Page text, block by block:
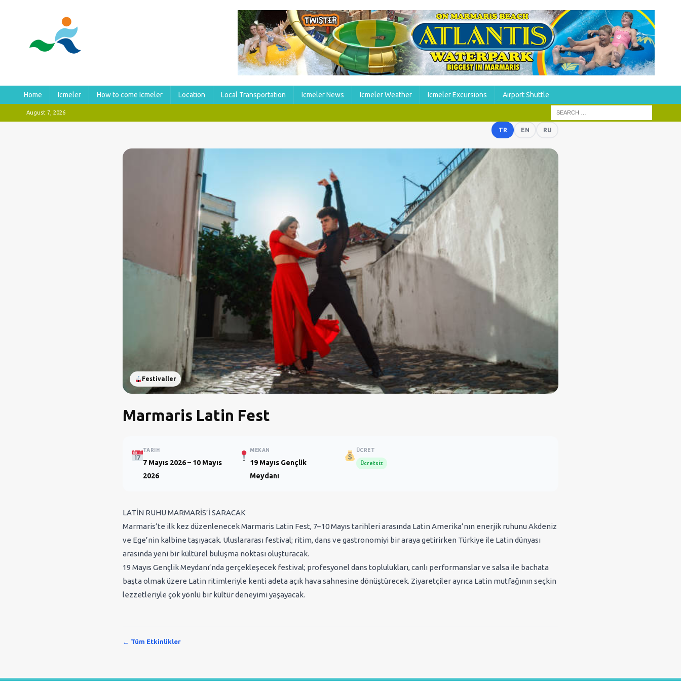
Home Icmeler How to come Icmeler Location Local Transportation Icmeler News Icmeler Weather Icmeler Excursions Airport Shuttle
August 7, 2026
TR EN RU
Festivaller
Marmaris Latin Fest
TARIH
7 Mayıs 2026 – 10 Mayıs
2026
MEKAN
19 Mayıs Gençlik
Meydanı
ÜCRET
Ücretsiz
LATİN RUHU MARMARİS’İ SARACAK
Marmaris’te ilk kez düzenlenecek Marmaris Latin Fest, 7–10 Mayıs tarihleri arasında Latin Amerika’nın enerjik ruhunu Akdeniz
ve Ege’nin kalbine taşıyacak. Uluslararası festival; ritim, dans ve gastronomiyi bir araya getirirken Türkiye ile Latin dünyası
arasında yeni bir kültürel buluşma noktası oluşturacak.
19 Mayıs Gençlik Meydanı’nda gerçekleşecek festival; profesyonel dans toplulukları, canlı performanslar ve salsa ile bachata
başta olmak üzere Latin ritimleriyle kenti adeta açık hava sahnesine dönüştürecek. Ziyaretçiler ayrıca Latin mutfağının seçkin
lezzetleriyle çok yönlü bir kültür deneyimi yaşayacak.
← Tüm Etkinlikler